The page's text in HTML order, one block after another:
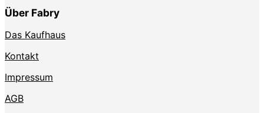
Über Fabry
Das Kaufhaus
Kontakt
Impressum
AGB